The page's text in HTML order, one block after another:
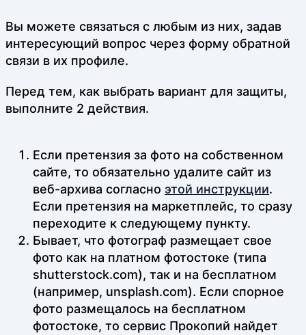
Вы можете связаться с любым из них, задав
интересующий вопрос через форму обратной
связи в их профиле.
Перед тем, как выбрать вариант для защиты,
выполните 2 действия.
Если претензия за фото на собственном
сайте, то обязательно удалите сайт из
веб-архива согласно этой инструкции.
Если претензия на маркетплейс, то сразу
переходите к следующему пункту.
Бывает, что фотограф размещает свое
фото как на платном фотостоке (типа
shutterstock.com), так и на бесплатном
(например, unsplash.com). Если спорное
фото размещалось на бесплатном
фотостоке, то сервис Прокопий найдет